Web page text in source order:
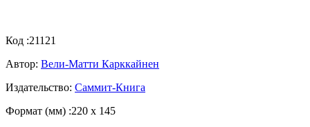
Код :21121
Автор: Вели-Матти Карккайнен
Издательство: Саммит-Книга
Формат (мм) :220 х 145